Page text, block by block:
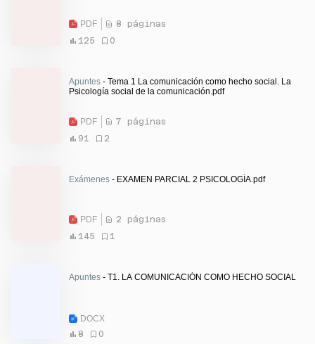
PDF
8 páginas
125
0
Apuntes - Tema 1 La comunicación como hecho social. La
Psicología social de la comunicación.pdf
PDF
7 páginas
91
2
Exámenes - EXAMEN PARCIAL 2 PSICOLOGÍA.pdf
PDF
2 páginas
145
1
Apuntes - T1. LA COMUNICACIÓN COMO HECHO SOCIAL
DOCX
8
0